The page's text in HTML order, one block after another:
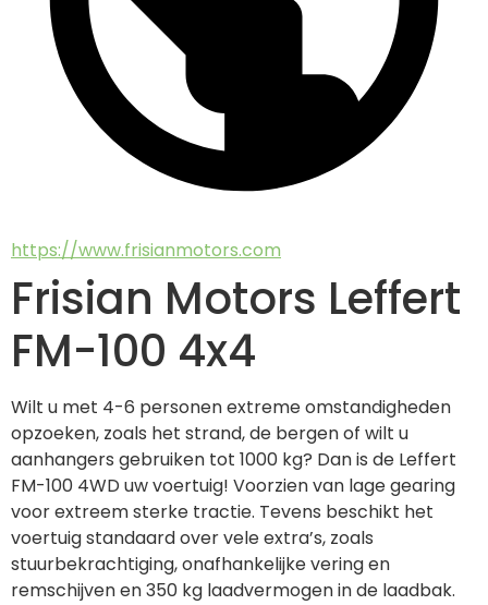
https://www.frisianmotors.com
Frisian Motors Leffert
FM-100 4x4
Wilt u met 4-6 personen extreme omstandigheden
opzoeken, zoals het strand, de bergen of wilt u
aanhangers gebruiken tot 1000 kg? Dan is de Leffert
FM-100 4WD uw voertuig! Voorzien van lage gearing
voor extreem sterke tractie. Tevens beschikt het
voertuig standaard over vele extra’s, zoals
stuurbekrachtiging, onafhankelijke vering en
remschijven en 350 kg laadvermogen in de laadbak.